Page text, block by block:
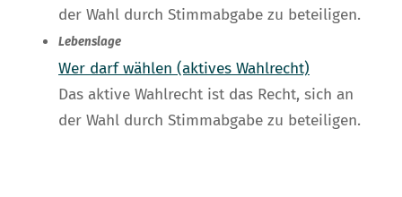
der Wahl durch Stimmabgabe zu beteiligen.
Lebenslage
Wer darf wählen (aktives Wahlrecht)
Das aktive Wahlrecht ist das Recht, sich an
der Wahl durch Stimmabgabe zu beteiligen.